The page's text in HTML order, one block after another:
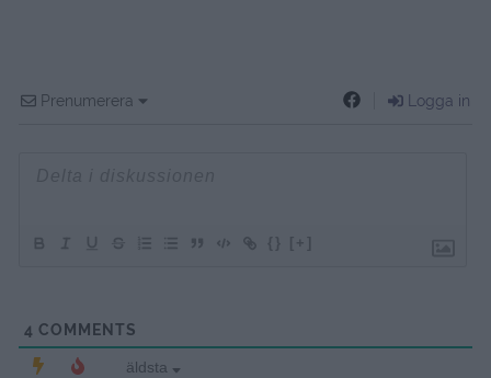
Prenumerera Logga in
{} [+]
4 COMMENTS
äldsta